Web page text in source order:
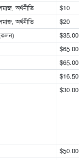
অর্থনীতি
$10
অর্থনীতি
$20
$35.00
$65.00
$65.00
$16.50
$30.00
$50.00